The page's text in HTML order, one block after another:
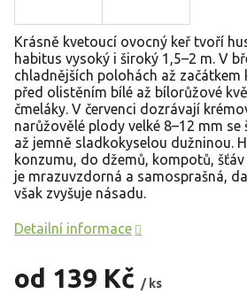
od 139 Kč / ks
Krásně kvetoucí ovocný keř tvoří
habitus vysoký i široký 1,5–2 m. V
chladnějších polohách až
před olistěním bílé až bílorůžové
čmeláky. V červenci dozrávají
narůžovělé plody velké 8–12 mm
až jemně sladkokyselou dužninou.
konzumu, do džemů, kompotů,
je mrazuvzdorná a samosprašná,
však zvyšuje násadu.
Detailní informace